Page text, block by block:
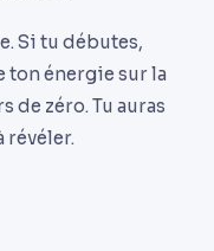
Si tu débutes,
ton énergie sur la
de zéro. Tu auras
révéler.